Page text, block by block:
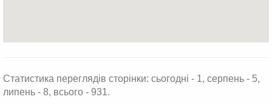
Статистика переглядів сторінки: сьогодні - 1, серпень - 5,
липень - 8, всього - 931.